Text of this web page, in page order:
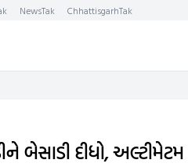
NewsTak ChhattisgarhTak
બેસાડી દીધો,